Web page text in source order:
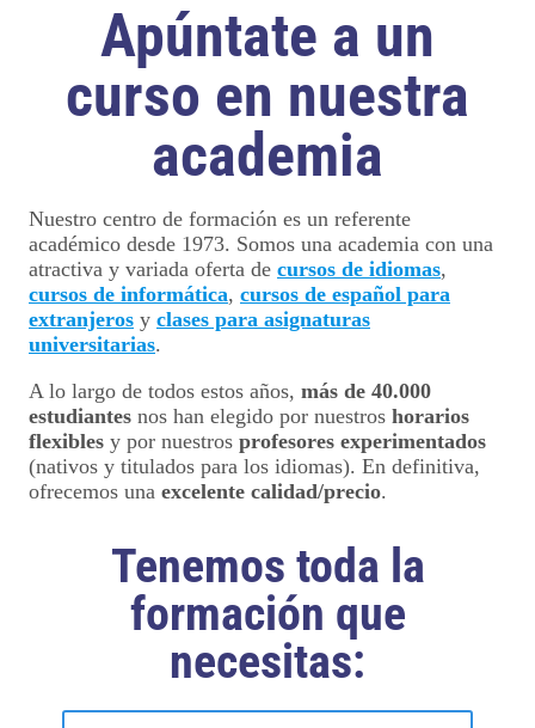
Apúntate a un
curso en nuestra
academia
Nuestro centro de formación es un referente
académico desde 1973. Somos una academia con una
atractiva y variada oferta de cursos de idiomas,
cursos de informática, cursos de español para
extranjeros y clases para asignaturas
universitarias.
A lo largo de todos estos años, más de 40.000
estudiantes nos han elegido por nuestros horarios
flexibles y por nuestros profesores experimentados
(nativos y titulados para los idiomas). En definitiva,
ofrecemos una excelente calidad/precio.
Tenemos toda la
formación que
necesitas: